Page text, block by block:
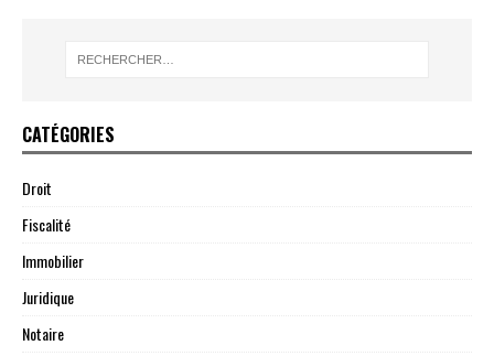
CATÉGORIES
Droit
Fiscalité
Immobilier
Juridique
Notaire